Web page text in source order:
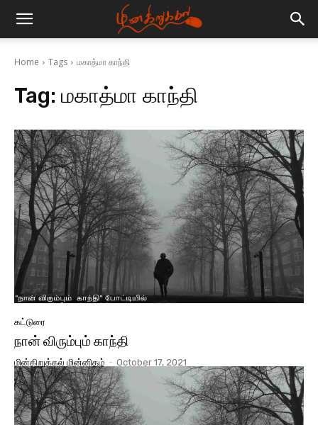
Home Tags மகாத்மா காந்தி
Tag: மகாத்மா காந்தி
கட்டுரை
நான் விரும்பும் காந்தி
மின்கிறுக்கல் மின்னிதழ் - October 17, 2021